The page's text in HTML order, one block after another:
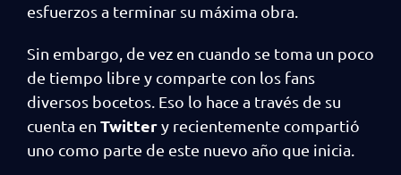
esfuerzos a terminar su máxima obra.
Sin embargo, de vez en cuando se toma un poco
de tiempo libre y comparte con los fans
diversos bocetos. Eso lo hace a través de su
cuenta en Twittery recientemente compartió
uno como parte de este nuevo año que inicia.